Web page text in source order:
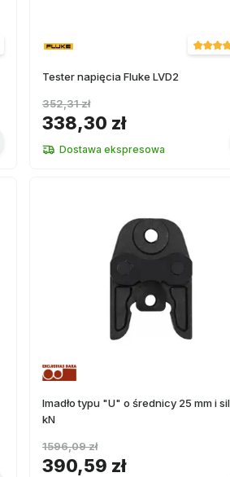
Tester napięcia Fluke LVD2
338,30 zł
352,31 zł
Dostawa ekspresowa
Imadło typu "U" o średnicy 25 mm i
kN
390,59 zł
1596,09 zł